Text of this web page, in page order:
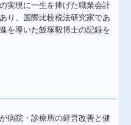
実現に一生を捧げた職業会計
り、国際比較税法研究家であ
を導いた飯塚毅博士の記録を
病院・診療所の経営改善と健